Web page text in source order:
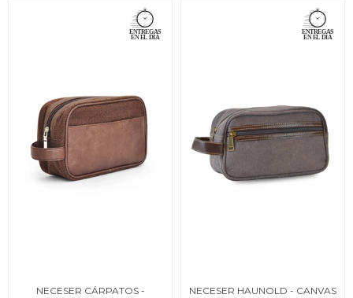
NECESER CÁRPATOS -
NECESER HAUNOLD - CANVAS